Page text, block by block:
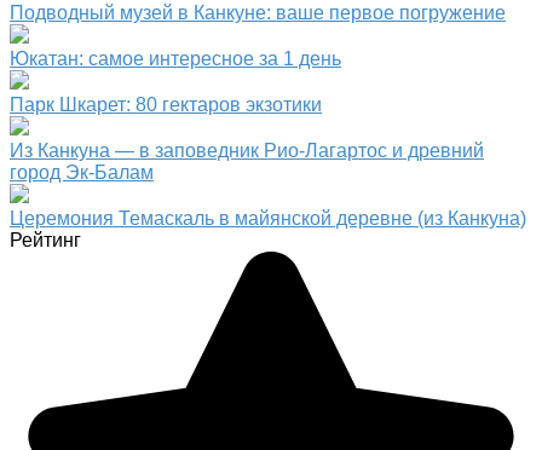
Подводный музей в Канкуне: ваше первое погружение
Юкатан: самое интересное за 1 день
Парк Шкарет: 80 гектаров экзотики
Из Канкуна — в заповедник Рио-Лагартос и древний
город Эк-Балам
Церемония Темаскаль в майянской деревне (из Канкуна)
Рейтинг